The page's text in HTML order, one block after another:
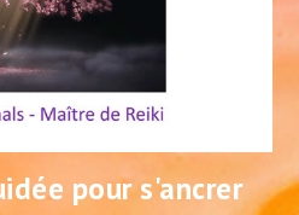
pour s'ancrer